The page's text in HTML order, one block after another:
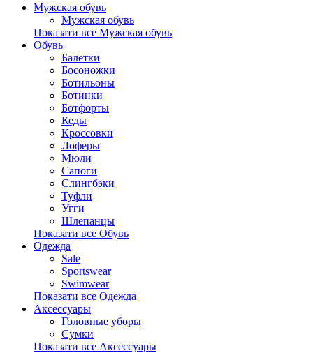
Мужская обувь
Мужская обувь
Показати все Мужская обувь
Обувь
Балетки
Босоножки
Ботильоны
Ботинки
Ботфорты
Кеды
Кроссовки
Лоферы
Мюли
Сапоги
Слингбэки
Туфли
Угги
Шлепанцы
Показати все Обувь
Одежда
Sale
Sportswear
Swimwear
Показати все Одежда
Аксессуары
Головные уборы
Сумки
Показати все Аксессуары